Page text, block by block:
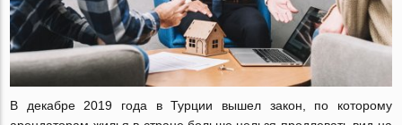
В декабре 2019 года в Турции вышел закон, по которому